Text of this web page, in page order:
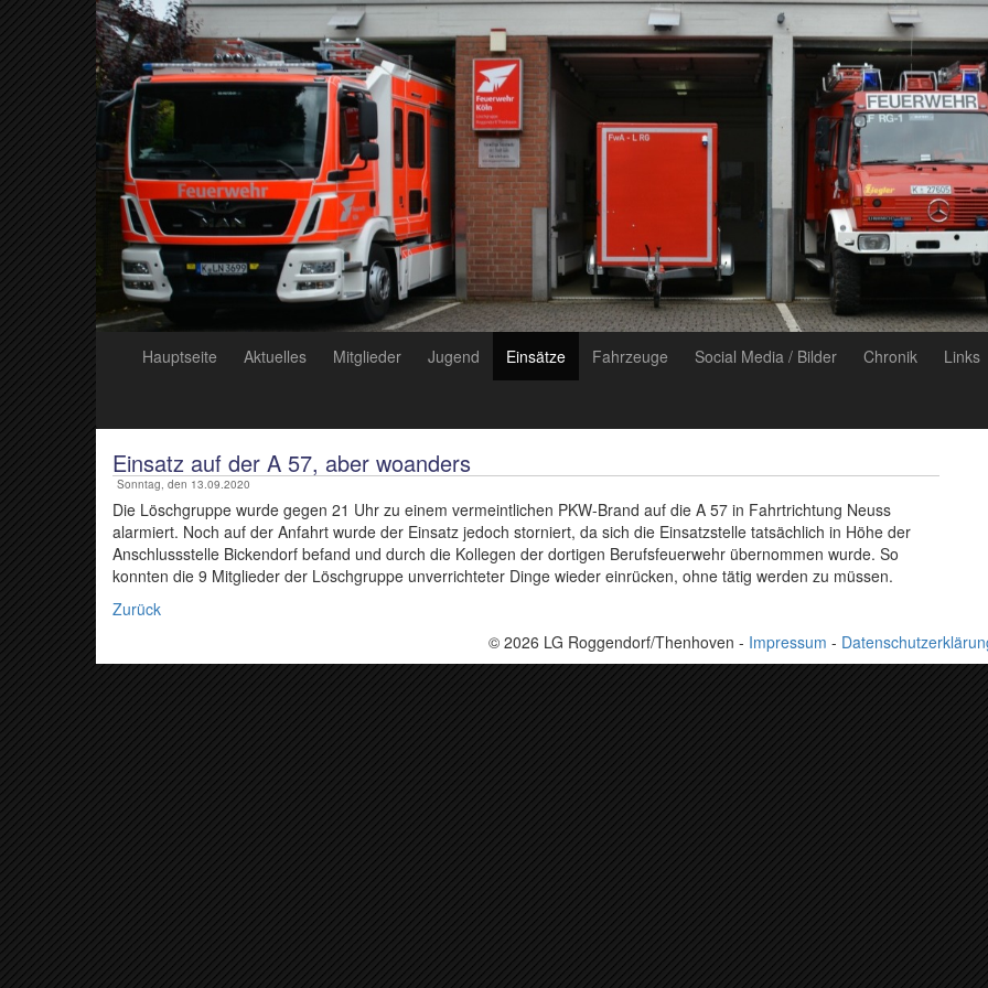
Hauptseite Aktuelles Mitglieder Jugend Einsätze Fahrzeuge Social Media / Bilder Chronik Links
Einsatz auf der A 57, aber woanders
Sonntag, den 13.09.2020
Die Löschgruppe wurde gegen 21 Uhr zu einem vermeintlichen PKW-Brand auf die A 57 in Fahrtrichtung Neuss
alarmiert. Noch auf der Anfahrt wurde der Einsatz jedoch storniert, da sich die Einsatzstelle tatsächlich in Höhe der
Anschlussstelle Bickendorf befand und durch die Kollegen der dortigen Berufsfeuerwehr übernommen wurde. So
konnten die 9 Mitglieder der Löschgruppe unverrichteter Dinge wieder einrücken, ohne tätig werden zu müssen.
Zurück
© 2026 LG Roggendorf/Thenhoven - Impressum -